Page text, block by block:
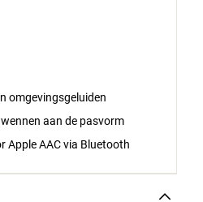
omgevingsgeluiden
aan de pasvorm
Apple AAC via Bluetooth